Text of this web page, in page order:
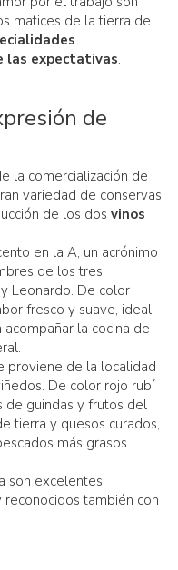
matices de la tierra de
las expectativas.
de
la comercialización de
variedad de conservas,
de los dos vinos
en la A, un acrónimo
de los tres
Leonardo. De color
fresco y suave, ideal
la cocina de
proviene de la localidad
De color rojo rubí
de guindas y frutos del
tierra y quesos curados,
más grasos.
son excelentes
reconocidos también con